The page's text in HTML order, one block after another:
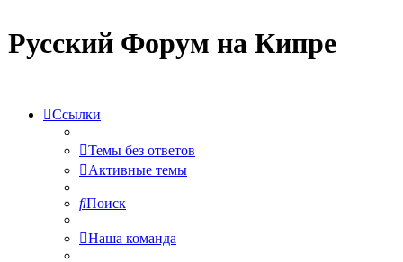
Русский Форум на Кипре
Ссылки
Темы без ответов
Активные темы
Поиск
Наша команда